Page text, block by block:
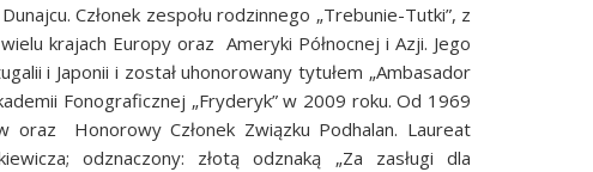
Członek zespołu rodzinnego „Trebunie-Tutki”, z
krajach Europy oraz Ameryki Północnej i Azji. Jego
i Japonii i został uhonorowany tytułem „Ambasador
Fonograficznej „Fryderyk” w 2009 roku. Od 1969
oraz Honorowy Członek Związku Podhalan. Laureat
odznaczony: złotą odznaką „Za zasługi dla